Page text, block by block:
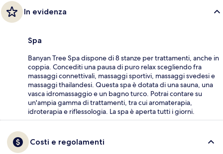
In evidenza
Spa
Banyan Tree Spa dispone di 8 stanze per trattamenti, anche in
coppia. Concediti una pausa di puro relax scegliendo fra
massaggi connettivali, massaggi sportivi, massaggi svedesi e
massaggi thailandesi. Questa spa è dotata di una sauna, una
vasca idromassaggio e un bagno turco. Potrai contare su
un'ampia gamma di trattamenti, tra cui aromaterapia,
idroterapia e riflessologia. La spa è aperta tutti i giorni.
Costi e regolamenti